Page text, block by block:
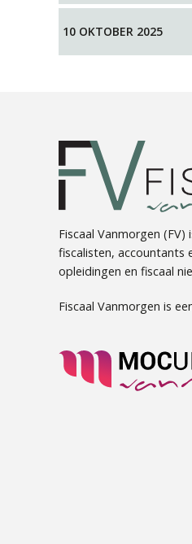
10 OKTOBER 2025
Fiscaal Vanmorgen
fiscalisten, accountants
opleidingen en fiscaal
Fiscaal Vanmorgen is